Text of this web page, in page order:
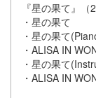
『星の果て』
・星の果て
・星の果て
・ALISA IN
・星の果て
・ALISA IN